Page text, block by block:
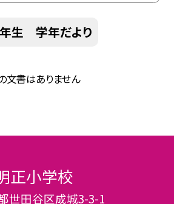
年生 学年だより
文書はありません
正小学校
世田谷区成城3-3-1